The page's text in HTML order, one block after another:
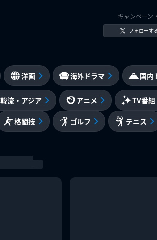
キャンペーン
フォローす
洋画 海外ドラマ 国内
韓流・アジア アニメ TV番組
格闘技 ゴルフ テニス